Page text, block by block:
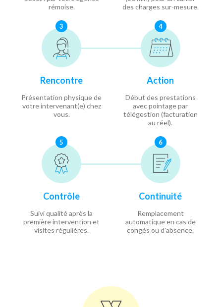
rémoise.
des charges sur-mesure.
3
Rencontre
Présentation physique de
votre intervenant(e) chez
vous.
4
Action
Début des prestations
avec pointage par
télégestion (facturation
au réel).
5
Contrôle
Suivi qualité après la
première intervention et
visites régulières.
6
Continuité
Remplacement
automatique en cas de
congés ou d'absence.